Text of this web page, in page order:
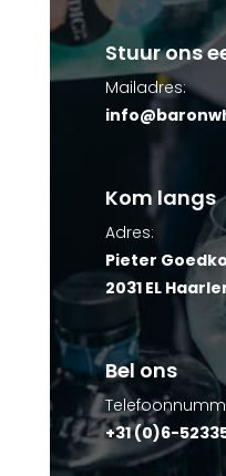
Stuur ons
Mailadres:
Kom langs
Adres:
Pieter
2031 EL
Bel ons
+31 (0)6-